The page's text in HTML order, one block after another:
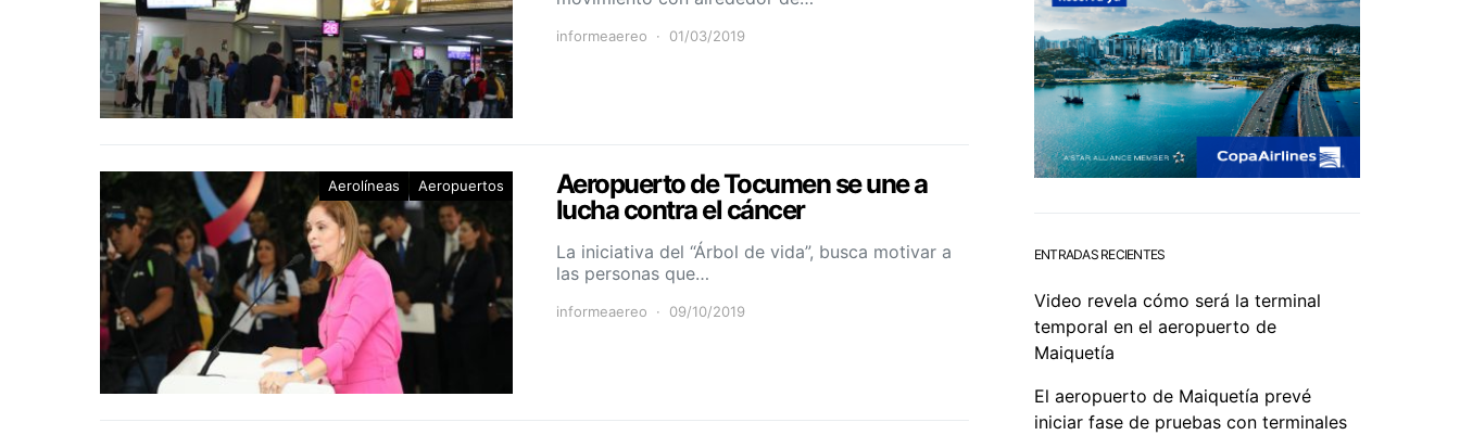
informeaereo 01/03/2019
Aerolíneas Aeropuertos
Aeropuerto de Tocumen se une a
lucha contra el cáncer
La iniciativa del “Árbol de vida”, busca motivar a
las personas que…
informeaereo 09/10/2019
ENTRADAS RECIENTES
Video revela cómo será la terminal
temporal en el aeropuerto de
Maiquetía
El aeropuerto de Maiquetía prevé
iniciar fase de pruebas con terminales